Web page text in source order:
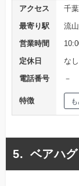
アクセス
千
最寄り駅
流
営業時間
定休日
なし
電話番号
－
特徴
ベアハ